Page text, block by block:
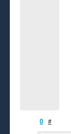
0 #